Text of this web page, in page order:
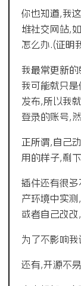
你也知道,我
堆社交网站,
怎么办.(证明
我最常更新的
我可能就只
发布,所以我
登录的账号,
正所谓,自己
用的样子,剩
插件还有很
产环境中实测
或者自己改改
为了不影响
还有,开源不